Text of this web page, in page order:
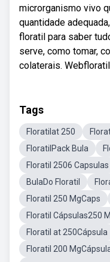
microrganismo vivo
quantidade
floratil para saber
serve, como tomar,
colaterais.
Tags
Floratilat 250
FloratilPack Bula
Floratil 2506 Capsulas
BulaDo Floratil
Floratil 250 MgCaps
Floratil Cápsulas250
Floratil at 250Cápsula
Floratil 200